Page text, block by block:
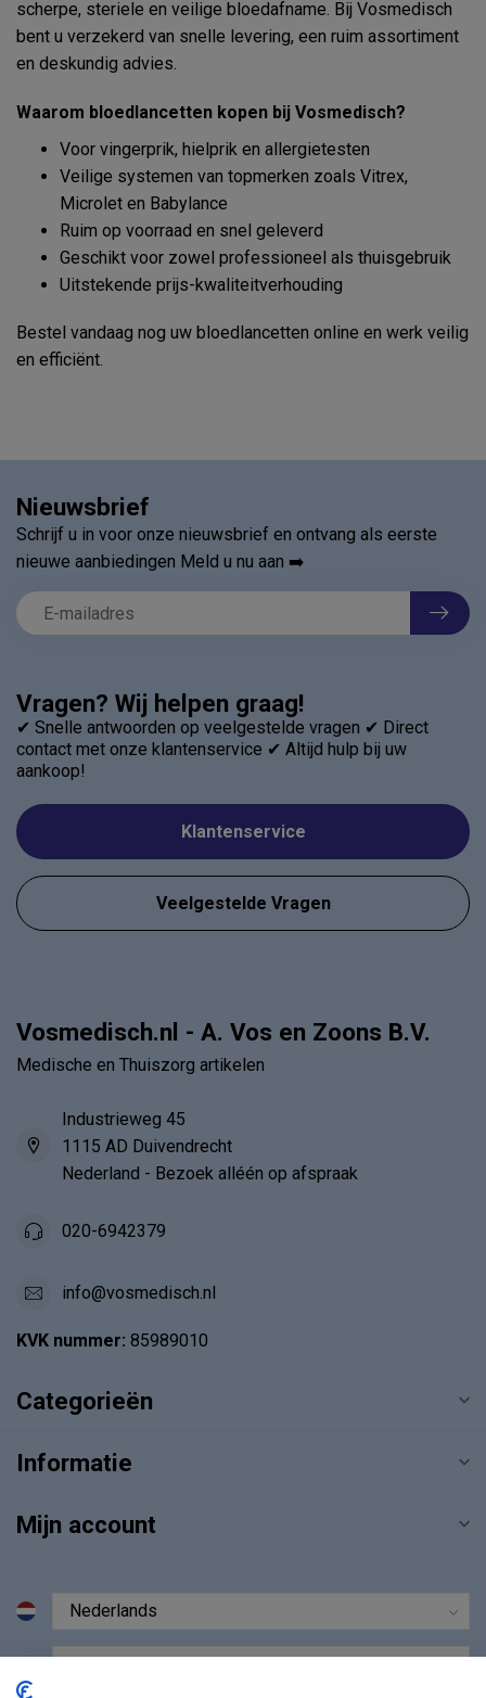
scherpe, steriele en veilige bloedafname. Bij Vosmedisch
bent u verzekerd van snelle levering, een ruim assortiment
en deskundig advies.
Waarom bloedlancetten kopen bij Vosmedisch?
Voor vingerprik, hielprik en allergietesten
Veilige systemen van topmerken zoals Vitrex,
Microlet en Babylance
Ruim op voorraad en snel geleverd
Geschikt voor zowel professioneel als thuisgebruik
Uitstekende prijs-kwaliteitverhouding
Bestel vandaag nog uw bloedlancetten online en werk veilig
en efficiënt.
Vragen? Wij helpen graag!
✔ Snelle antwoorden op veelgestelde vragen ✔ Direct
contact met onze klantenservice ✔ Altijd hulp bij uw
aankoop!
Klantenservice
Veelgestelde Vragen
Nieuwsbrief
Schrijf u in voor onze nieuwsbrief en ontvang als eerste
nieuwe aanbiedingen Meld u nu aan ➡️
Vosmedisch.nl - A. Vos en Zoons B.V.
Medische en Thuiszorg artikelen
Industrieweg 45
1115 AD Duivendrecht
Nederland - Bezoek alléén op afspraak
020-6942379
info@vosmedisch.nl
KVK nummer: 85989010
Categorieën
Informatie
Mijn account